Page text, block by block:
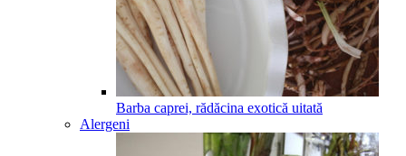
Barba caprei, rădăcina exotică uitată
Alergeni